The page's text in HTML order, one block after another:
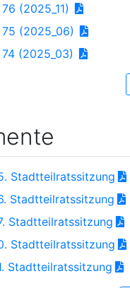
(2025_11)
(2025_06)
(2025_03)
Stadtteilratssitzung
Stadtteilratssitzung
Stadtteilratssitzung
Stadtteilratssitzung
Stadtteilratssitzung